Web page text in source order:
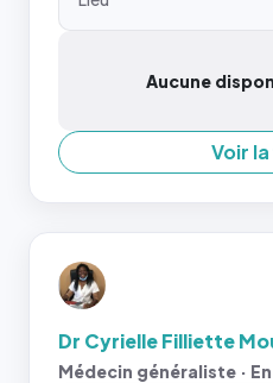
Aucune
Voir
Dr Cyrielle Filliette
Médecin généraliste ·